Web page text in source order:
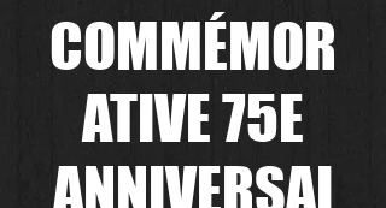
COMMÉMOR
ATIVE 75E
ANNIVERSAI